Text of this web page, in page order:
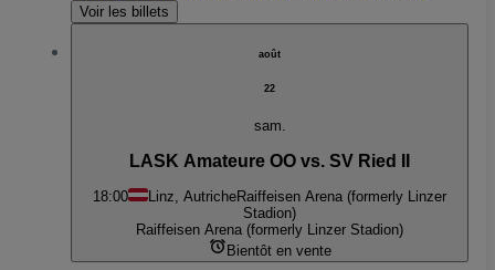
Voir les billets
août
22
sam.
LASK Amateure OO vs. SV Ried II
18:00 Linz, AutricheRaiffeisen Arena (formerly Linzer
Stadion)
Raiffeisen Arena (formerly Linzer Stadion)
Bientôt en vente